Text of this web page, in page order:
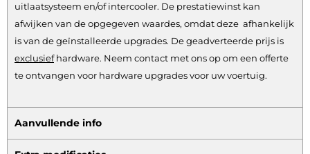
uitlaatsysteem en/of intercooler. De prestatiewinst kan
afwijken van de opgegeven waardes, omdat deze afhankelijk
is van de geïnstalleerde upgrades. De geadverteerde prijs is
exclusiefhardware. Neem contact met ons op om een offerte
te ontvangen voor hardware upgrades voor uw voertuig.
Aanvullende info